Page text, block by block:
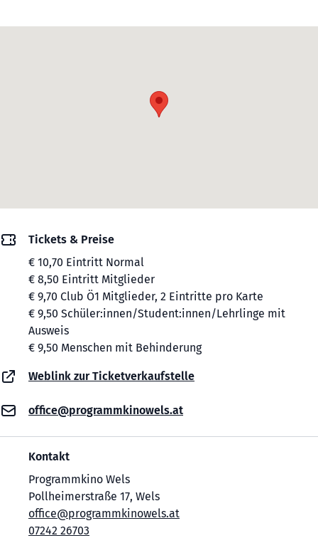
Tickets & Preise
€ 10,70 Eintritt Normal
€ 8,50 Eintritt Mitglieder
€ 9,70 Club Ö1 Mitglieder, 2 Eintritte pro Karte
€ 9,50 Schüler:innen/Student:innen/Lehrlinge mit
Ausweis
€ 9,50 Menschen mit Behinderung
Weblink zur Ticketverkaufstelle
office@programmkinowels.at
Kontakt
Programmkino Wels
Pollheimerstraße 17, Wels
office@programmkinowels.at
07242 26703